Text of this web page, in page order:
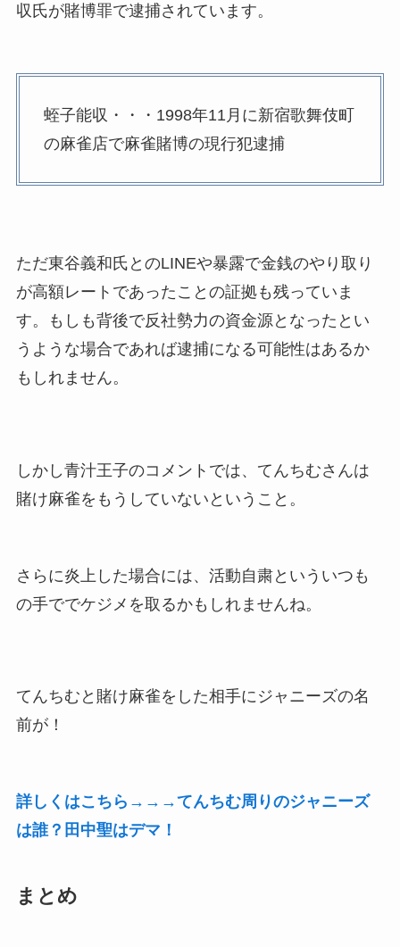
収氏が賭博罪で逮捕されています。
蛭子能収・・・1998年11月に新宿歌舞伎町
の麻雀店で麻雀賭博の現行犯逮捕
ただ東谷義和氏とのLINEや暴露で金銭のやり取り
が高額レートであったことの証拠も残っていま
す。もしも背後で反社勢力の資金源となったとい
うような場合であれば逮捕になる可能性はあるか
もしれません。
しかし青汁王子のコメントでは、てんちむさんは
賭け麻雀をもうしていないということ。
さらに炎上した場合には、活動自粛といういつも
の手ででケジメを取るかもしれませんね。
てんちむと賭け麻雀をした相手にジャニーズの名
前が！
詳しくはこちら→→→てんちむ周りのジャニーズ
は誰？田中聖はデマ！
まとめ